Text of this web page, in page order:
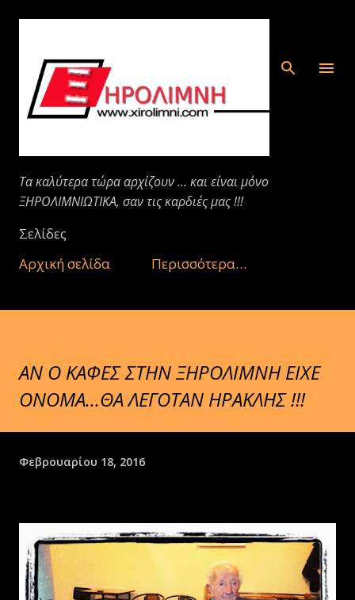
Μετάβαση στο κύριο περιεχόμενο
Τα καλύτερα τώρα αρχίζουν ... και είναι μόνο
ΞΗΡΟΛΙΜΝΙΩΤΙΚΑ, σαν τις καρδιές μας !!!
Σελίδες
Αρχική σελίδα
Περισσότερα…
ΑΝ Ο ΚΑΦΕΣ ΣΤΗΝ ΞΗΡΟΛΙΜΝΗ ΕΙΧΕ
ΟΝΟΜΑ...ΘΑ ΛΕΓΟΤΑΝ ΗΡΑΚΛΗΣ !!!
Φεβρουαρίου 18, 2016